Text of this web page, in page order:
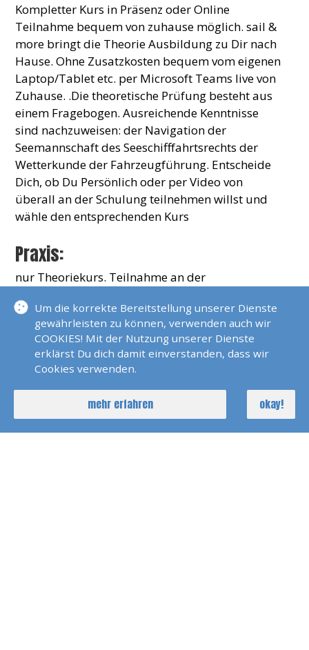
Kompletter Kurs in Präsenz oder Online
Teilnahme bequem von zuhause möglich. sail &
more bringt die Theorie Ausbildung zu Dir nach
Hause. Ohne Zusatzkosten bequem vom eigenen
Laptop/Tablet etc. per Microsoft Teams live von
Zuhause. .Die theoretische Prüfung besteht aus
einem Fragebogen. Ausreichende Kenntnisse
sind nachzuweisen: der Navigation der
Seemannschaft des Seeschifffahrtsrechts der
Wetterkunde der Fahrzeugführung. Entscheide
Dich, ob Du Persönlich oder per Video von
überall an der Schulung teilnehmen willst und
wähle den entsprechenden Kurs
Praxis:
nur Theoriekurs. Teilnahme an der
PREISE
Einzelpreis
Um die korrekte Bereitstellung unserer Dienste
gewährleisten zu können, verwenden auch wir
COOKIES! Mit der Nutzung unserer Dienste
erklärst Du dich damit einverstanden, dass wir
Cookies verwenden.
mehr erfahren okay!